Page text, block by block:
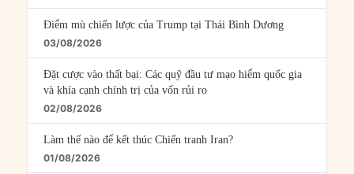
Điểm mù chiến lược của Trump tại Thái Bình Dương
03/08/2026
Đặt cược vào thất bại: Các quỹ đầu tư mạo hiểm quốc gia
và khía cạnh chính trị của vốn rủi ro
02/08/2026
Làm thế nào để kết thúc Chiến tranh Iran?
01/08/2026